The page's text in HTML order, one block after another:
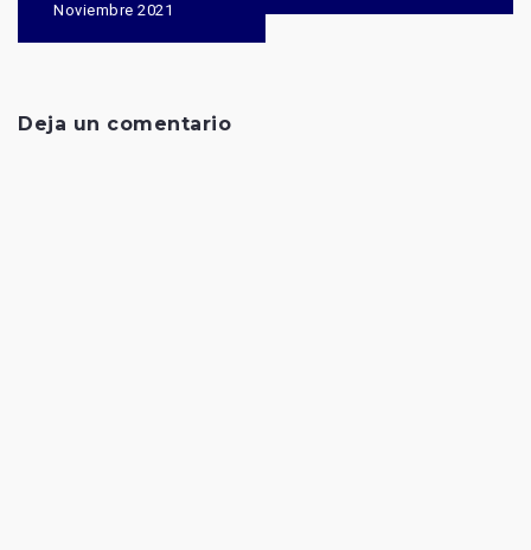
Noviembre 2021
Deja un comentario